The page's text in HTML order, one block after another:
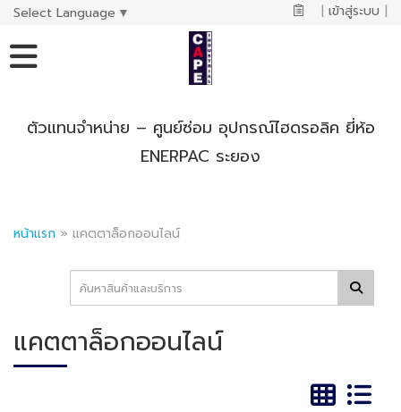
Select Language ▼ | เข้าสู่ระบบ |
ตัวแทนจำหน่าย – ศูนย์ซ่อม อุปกรณ์ไฮดรอลิค ยี่ห้อ
ENERPAC ระยอง
หน้าแรก » แคตตาล็อกออนไลน์
แคตตาล็อกออนไลน์